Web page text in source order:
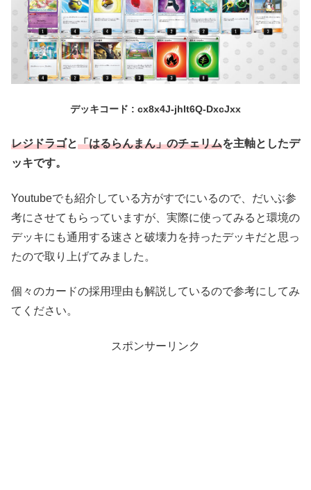
デッキコード : cx8x4J-jhIt6Q-DxcJxx
レジドラゴと「はるらんまん」のチェリムを主軸としたデ
ッキです。
Youtubeでも紹介している方がすでにいるので、だいぶ参
考にさせてもらっていますが、実際に使ってみると環境の
デッキにも通用する速さと破壊力を持ったデッキだと思っ
たので取り上げてみました。
個々のカードの採用理由も解説しているので参考にしてみ
てください。
スポンサーリンク